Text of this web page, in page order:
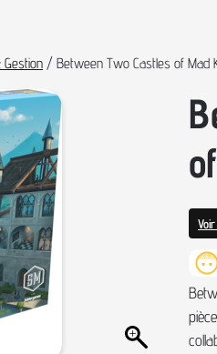
/ Between Two Castles of Mad